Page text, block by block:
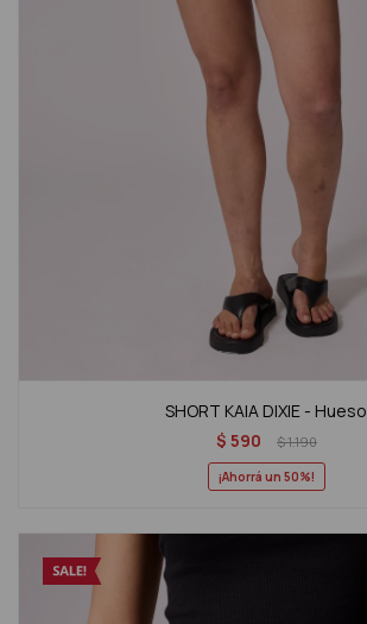
SHORT KAIA DIXIE - Hueso
$ 590 $1.190
50